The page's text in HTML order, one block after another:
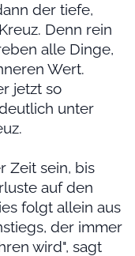
der tiefe,
Denn rein
alle Dinge,
Wert.
jetzt so
unter
Zeit sein, bis
auf den
folgt allein aus
der immer
wird", sagt